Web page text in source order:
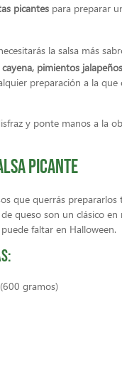
picantes para preparar
la salsa más
cayena, pimientos
preparación a la
y ponte manos a la
picante
que querrás
queso son un clásico
faltar en Halloween.
gramos)